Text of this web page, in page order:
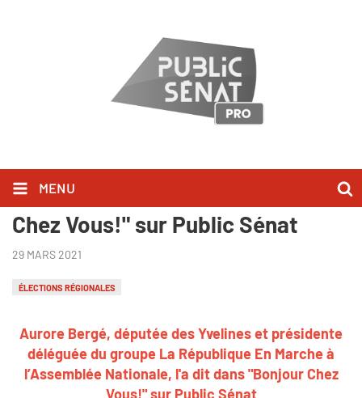
MENU
Aurore Bergé l'a dit dans "Bonjour
Chez Vous!" sur Public Sénat
29 MARS 2021
ÉLECTIONS RÉGIONALES
Aurore Bergé, députée des Yvelines et présidente
déléguée du groupe La République En Marche à
l’Assemblée Nationale, l'a dit dans "Bonjour Chez
Vous!" sur Public Sénat